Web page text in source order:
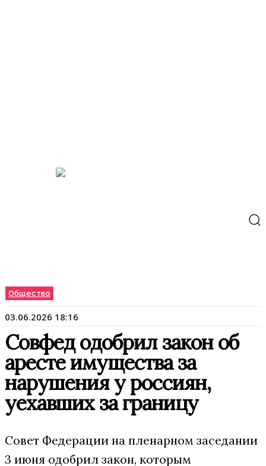
Общество
03.06.2026 18:16
Совфед одобрил закон об
аресте имущества за
нарушения у россиян,
уехавших за границу
Совет Федерации на пленарном заседании
3 июня одобрил закон, которым